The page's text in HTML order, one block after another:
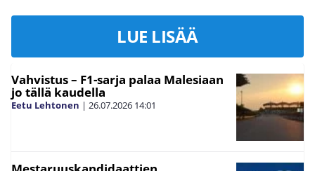
LUE LISÄÄ
Vahvistus – F1-sarja palaa Malesiaan
jo tällä kaudella
Eetu Lehtonen | 26.07.2026 14:01